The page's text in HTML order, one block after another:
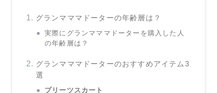
グランマママドーターの年齢層は？
実際にグランマママドーターを購入した人
の年齢層は？
グランマママドーターのおすすめアイテム3
選
プリーツスカート